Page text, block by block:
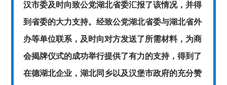
汉市委及时向致公党湖北省委汇报了该情况，并得
到省委的大力支持。经致公党湖北省委与湖北省外
办等单位联系，及时向对方发送了所需材料，为商
会揭牌仪式的成功举行提供了有力的支持，得到了
在德湖北企业，湖北同乡以及汉堡市政府的充分赞